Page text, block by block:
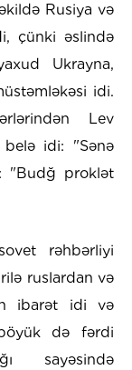
Rusiya və
çünki əslində
Ukrayna,
idi.
Lev
idi: "Sənə
"Budğ proklət
rəhbərliyi
ruslardan və
ibarət idi və
də fərdi
sayəsində